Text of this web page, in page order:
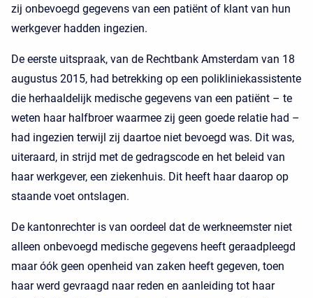
zij onbevoegd gegevens van een patiënt of klant van hun
werkgever hadden ingezien.
De eerste uitspraak, van de Rechtbank Amsterdam van 18
augustus 2015, had betrekking op een polikliniekassistente
die herhaaldelijk medische gegevens van een patiënt – te
weten haar halfbroer waarmee zij geen goede relatie had –
had ingezien terwijl zij daartoe niet bevoegd was. Dit was,
uiteraard, in strijd met de gedragscode en het beleid van
haar werkgever, een ziekenhuis. Dit heeft haar daarop op
staande voet ontslagen.
De kantonrechter is van oordeel dat de werkneemster niet
alleen onbevoegd medische gegevens heeft geraadpleegd
maar óók geen openheid van zaken heeft gegeven, toen
haar werd gevraagd naar reden en aanleiding tot haar